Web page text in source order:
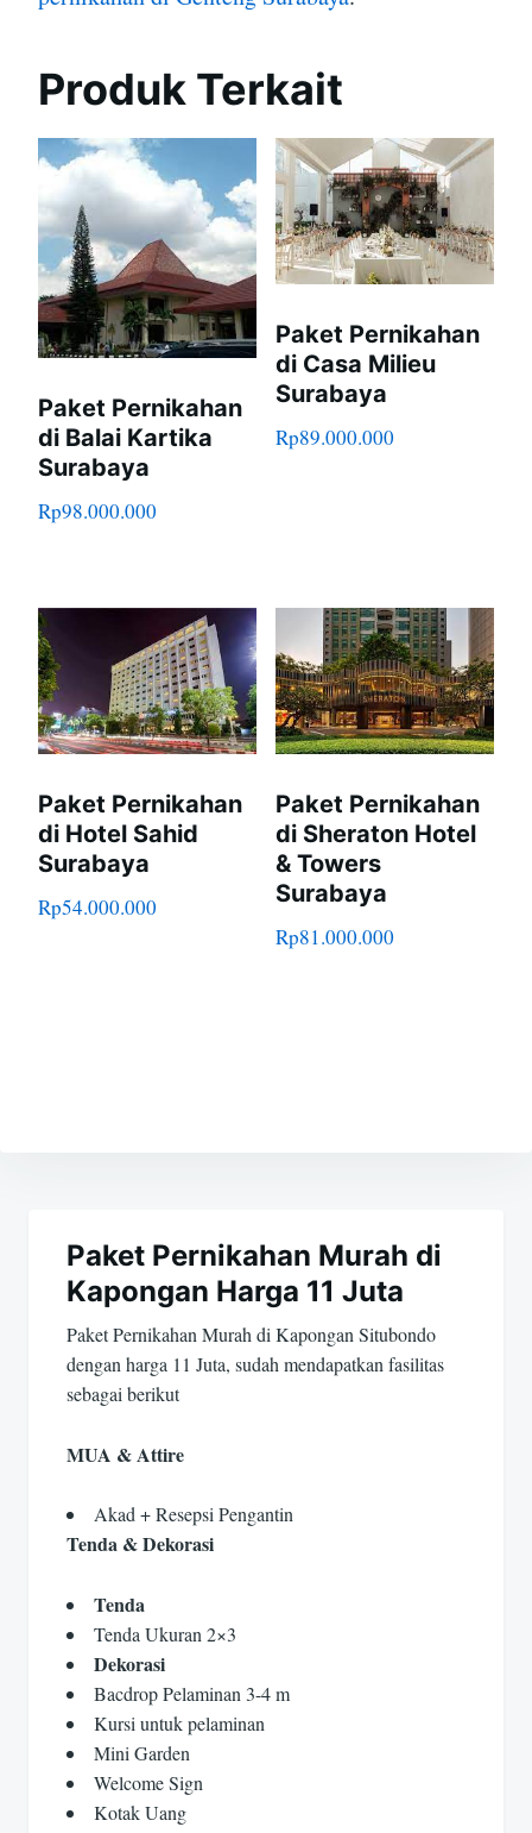
Produk Terkait
Paket Pernikahan
di Balai Kartika
Surabaya
Rp98.000.000
Paket Pernikahan
di Casa Milieu
Surabaya
Rp89.000.000
Paket Pernikahan
di Hotel Sahid
Surabaya
Rp54.000.000
Paket Pernikahan
di Sheraton Hotel
& Towers
Surabaya
Rp81.000.000
posPaket Pernikahan Murah di
Kapongan Harga 11 Juta
Paket Pernikahan Murah di Kapongan Situbondo
dengan harga 11 Juta, sudah mendapatkan fasilitas
sebagai berikut
MUA & Attire
Akad + Resepsi Pengantin
Tenda & Dekorasi
Tenda
Tenda Ukuran 2×3
Dekorasi
Bacdrop Pelaminan 3-4 m
Kursi untuk pelaminan
Mini Garden
Welcome Sign
Kotak Uang